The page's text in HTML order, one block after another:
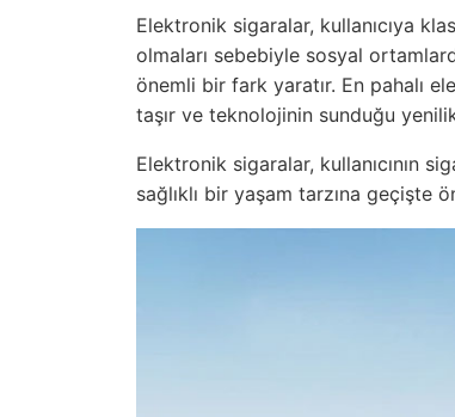
Elektronik sigaralar, kullanıcıya
olmaları sebebiyle sosyal
önemli bir fark yaratır. En pahalı
taşır ve teknolojinin sunduğu
Elektronik sigaralar, kullanıcının
sağlıklı bir yaşam tarzına geçişte